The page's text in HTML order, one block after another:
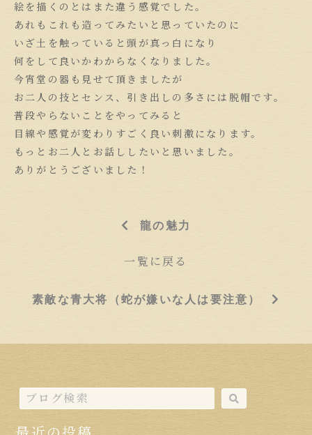
絵を描くのとはまた違う感覚でした。
あれもこれも造ってみたいと思っていたのに
いざ土を触っていると頭が真っ白になり
何をして良いかわからなくなりました。
今宵堂の器も見せて頂きましたが
お二人の技とセンス、引き出しの多さには脱帽です。
普段やらないことをやってみると
目線や感覚が変わりすごく良い刺激になります。
もっとお二人とお話ししたいと思いました。
ありがとうございました！
龍の魅力
一覧に戻る
素敵な青大将（蛇が嫌いな人は要注意）